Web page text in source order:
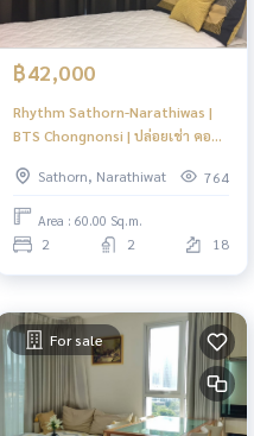
฿42,000
Rhythm Sathorn-Narathiwas |
BTS Chongnonsi | ปล่อยเช่า คอน
Sathorn, Narathiwat
764
Area : 60.00 Sq.m.
2 2 18
For sale